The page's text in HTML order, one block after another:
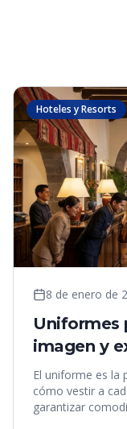
Hoteles y Resorts
8 de enero de
Uniformes
imagen y
El uniforme es la
cómo vestir a
garantizar